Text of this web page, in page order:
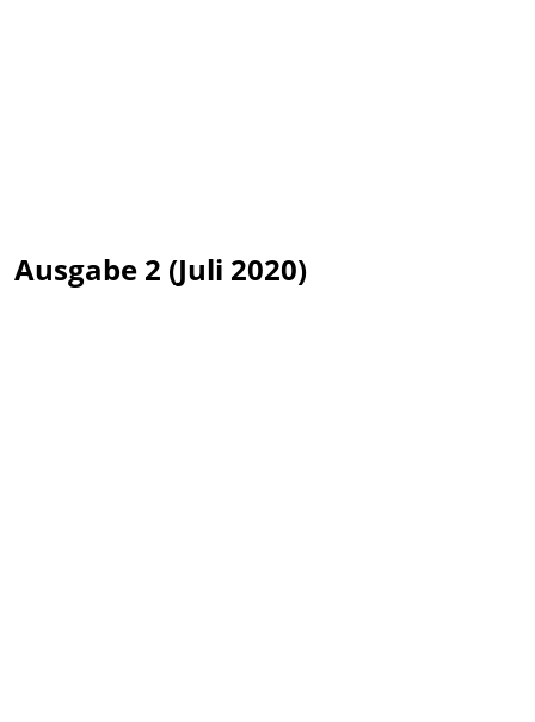
Ausgabe 2 (Juli 2020)